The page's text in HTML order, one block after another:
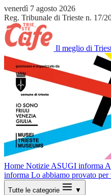
venerdì 7 agosto 2026
Reg. Tribunale di Trieste n. 17/
Il meglio di
Home Notizie ASUGI informa
informa Lo abbiamo provato per
Tutte le categorie ▼